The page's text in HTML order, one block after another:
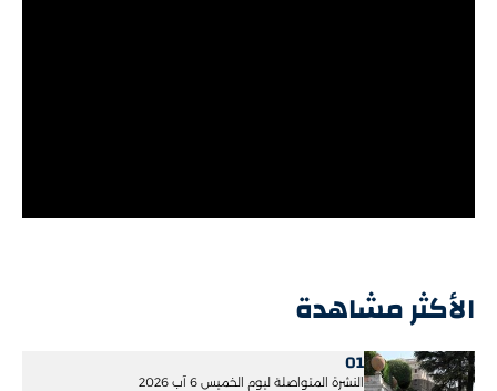
الأكثر مشاهدة
01
النشرة المتواصلة ليوم الخميس 6 آب 2026